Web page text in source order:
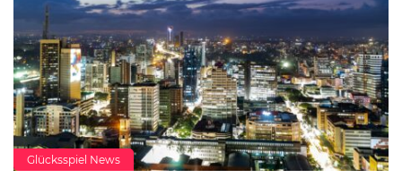
Glücksspiel News